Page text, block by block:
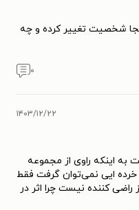
شخصیت تغییر کرده و چه
۰
۱۴۰۳/۱۲/۲۲
به اینکه راوی از مجموعه
ایی نمی‌توان گرفت فقط
کننده نیست چرا اثر در